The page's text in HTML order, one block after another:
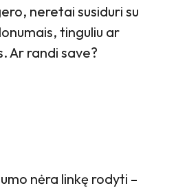
neretai susiduri su
tinguliu ar
Ar randi save?
nėra linkę rodyti –